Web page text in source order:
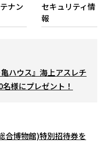
ナン
セキュリティ情
報
ハウス』海上アスレチ
様にプレゼント！
合博物館)特別招待券を